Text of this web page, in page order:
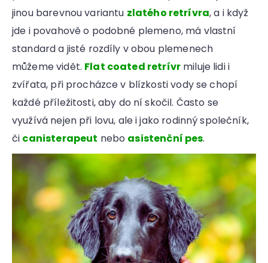
jinou barevnou variantu zlatého retrívra, a i když
jde i povahově o podobné plemeno, má vlastní
standard a jisté rozdíly v obou plemenech
můžeme vidět. Flat coated retrívrmiluje lidi i
zvířata, při procházce v blízkosti vody se chopí
každé příležitosti, aby do ní skočil. Často se
využívá nejen při lovu, ale i jako rodinný společník,
či canisterapeut nebo asistenční pes.